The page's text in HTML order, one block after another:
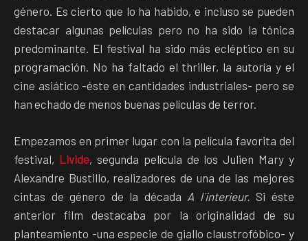
género. Es cierto que lo ha habido, e incluso se pueden
destacar algunas películas pero no ha sido la tónica
predominante. El festival ha sido más ecléptico en su
programación. No ha faltado el thriller, la autoría y el
cine asiático -éste en cantidades industriales- pero se
han echado de menos buenas películas de terror.
Empezamos en primer lugar con la película favorita del
festival, Livide, segunda película de los Julien Mary y
Alexandre Bustillo, realizadores de una de las mejores
cintas de género de la década A l´interieur.Si éste
anterior film destacaba por la originalidad de su
planteamiento -una especie de giallo claustrofóbico- y